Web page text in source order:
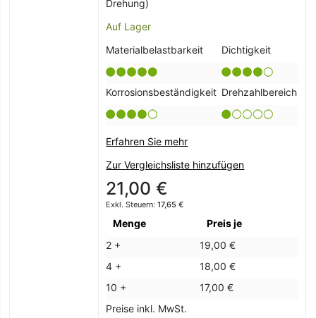
Drehung)
Auf Lager
Materialbelastbarkeit
Dichtigkeit
Korrosionsbeständigkeit Drehzahlbereich
Erfahren Sie mehr
Zur Vergleichsliste hinzufügen
21,00 €
17,65 €
Menge
Preis je
2 +
19,00 €
4 +
18,00 €
10 +
17,00 €
Preise inkl. MwSt.